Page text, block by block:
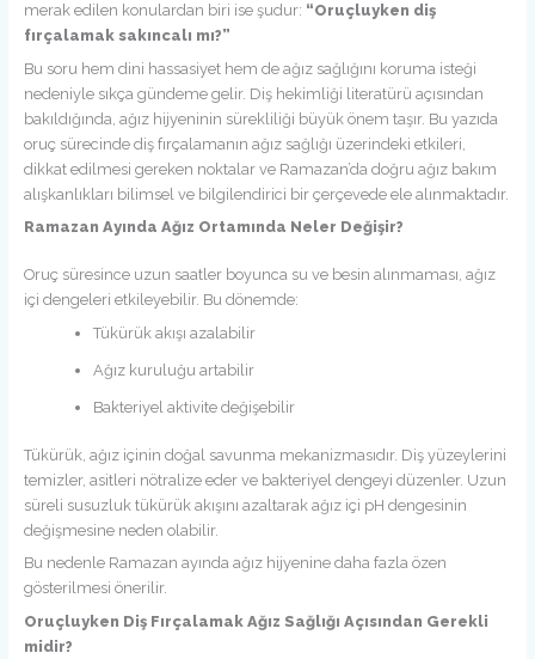
merak edilen konulardan biri ise şudur: “Oruçluyken diş
fırçalamak sakıncalı mı?”
Bu soru hem dini hassasiyet hem de ağız sağlığını koruma isteği
nedeniyle sıkça gündeme gelir. Diş hekimliği literatürü açısından
bakıldığında, ağız hijyeninin sürekliliği büyük önem taşır. Bu yazıda
oruç sürecinde diş fırçalamanın ağız sağlığı üzerindeki etkileri,
dikkat edilmesi gereken noktalar ve Ramazan’da doğru ağız bakım
alışkanlıkları bilimsel ve bilgilendirici bir çerçevede ele alınmaktadır.
Ramazan Ayında Ağız Ortamında Neler Değişir?
Oruç süresince uzun saatler boyunca su ve besin alınmaması, ağız
içi dengeleri etkileyebilir. Bu dönemde:
Tükürük akışı azalabilir
Ağız kuruluğu artabilir
Bakteriyel aktivite değişebilir
Tükürük, ağız içinin doğal savunma mekanizmasıdır. Diş yüzeylerini
temizler, asitleri nötralize eder ve bakteriyel dengeyi düzenler. Uzun
süreli susuzluk tükürük akışını azaltarak ağız içi pH dengesinin
değişmesine neden olabilir.
Bu nedenle Ramazan ayında ağız hijyenine daha fazla özen
gösterilmesi önerilir.
Oruçluyken Diş Fırçalamak Ağız Sağlığı Açısından Gerekli
midir?